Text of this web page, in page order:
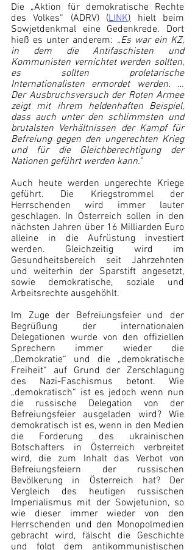
Die „Aktion für demokratische Rechte
des Volkes“ (ADRV) (LINK) hielt beim
Sowjetdenkmal eine Gedenkrede. Dort
hieß es unter anderem: „Es war ein KZ,
in dem die Antifaschisten und
Kommunisten vernichtet werden sollten,
es sollten proletarische
Internationalisten ermordet werden. …
Der Ausbruchsversuch der Roten Armee
zeigt mit ihrem heldenhaften Beispiel,
dass auch unter den schlimmsten und
brutalsten Verhältnissen der Kampf für
Befreiung gegen den ungerechten Krieg
und für die Gleichberechtigung der
Nationen geführt werden kann.“
Auch heute werden ungerechte Kriege
geführt. Die Kriegstrommel der
Herrschenden wird immer lauter
geschlagen. In Österreich sollen in den
nächsten Jahren über 16 Milliarden Euro
alleine in die Aufrüstung investiert
werden. Gleichzeitig wird im
Gesundheitsbereich seit Jahrzehnten
und weiterhin der Sparstift angesetzt,
sowie demokratische, soziale und
Arbeitsrechte ausgehöhlt.
Im Zuge der Befreiungsfeier und der
Begrüßung der internationalen
Delegationen wurde von den offiziellen
Sprechern immer wieder die
„Demokratie“ und die „demokratische
Freiheit“ auf Grund der Zerschlagung
des Nazi-Faschismus betont. Wie
„demokratisch“ ist es jedoch wenn nun
die russische Delegation von der
Befreiungsfeier ausgeladen wird? Wie
demokratisch ist es, wenn in den Medien
die Forderung des ukrainischen
Botschafters in Österreich verbreitet
wird, die zum Inhalt das Verbot von
Befreiungsfeiern der russischen
Bevölkerung in Österreich hat? Der
Vergleich des heutigen russischen
Imperialismus mit der Sowjetunion, so
wie dieser immer wieder von den
Herrschenden und den Monopolmedien
gebracht wird, fälscht die Geschichte
und folgt dem antikommunistischen